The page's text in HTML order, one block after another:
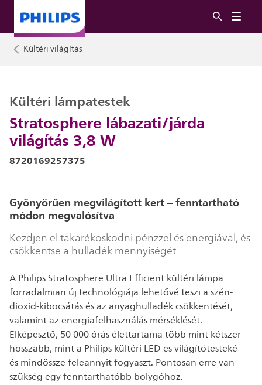
Kültéri világítás
Stratosphere lábazati/járda
világítás 3,8 W
Kültéri lámpatestek
8720169257375
Gyönyörűen megvilágított kert – fenntartható
módon megvalósítva
Kezdjen el takarékoskodni pénzzel és energiával, és
csökkentse a hulladék mennyiségét
A Philips Stratosphere Ultra Efficient kültéri lámpa
forradalmian új technológiája lehetővé teszi a szén-
dioxid-kibocsátás és az anyaghulladék csökkentését,
valamint az energiafelhasználás mérséklését.
Elképesztő, 50 000 órás élettartama több mint kétszer
hosszabb, mint a Philips kültéri LED-es világítótesteké –
és mindössze feleannyit fogyaszt. Pontosan erre van
szükség egy fenntarthatóbb bolygóhoz.